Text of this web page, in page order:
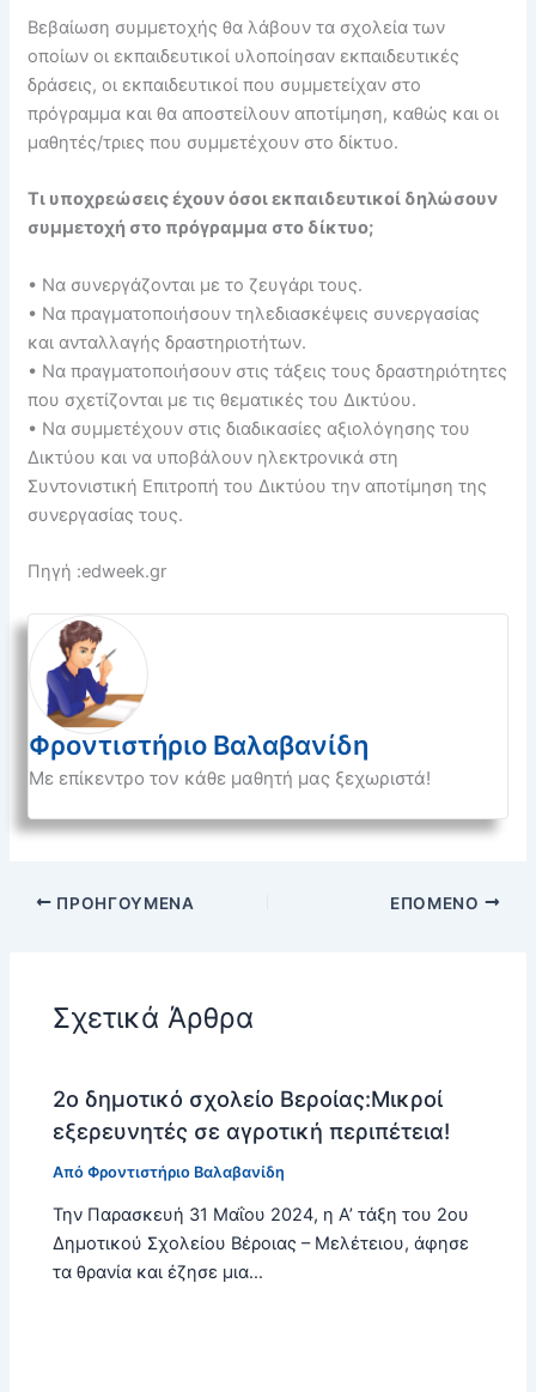
Βεβαίωση συμμετοχής θα λάβουν τα σχολεία των
οποίων οι εκπαιδευτικοί υλοποίησαν εκπαιδευτικές
δράσεις, οι εκπαιδευτικοί που συμμετείχαν στο
πρόγραμμα και θα αποστείλουν αποτίμηση, καθώς και οι
μαθητές/τριες που συμμετέχουν στο δίκτυο.
Τι υποχρεώσεις έχουν όσοι εκπαιδευτικοί δηλώσουν
συμμετοχή στο πρόγραμμα στο δίκτυο;
• Να συνεργάζονται με το ζευγάρι τους.
• Να πραγματοποιήσουν τηλεδιασκέψεις συνεργασίας
και ανταλλαγής δραστηριοτήτων.
• Να πραγματοποιήσουν στις τάξεις τους δραστηριότητες
που σχετίζονται με τις θεματικές του Δικτύου.
• Να συμμετέχουν στις διαδικασίες αξιολόγησης του
Δικτύου και να υποβάλουν ηλεκτρονικά στη
Συντονιστική Επιτροπή του Δικτύου την αποτίμηση της
συνεργασίας τους.
Πηγή :edweek.gr
Φροντιστήριο Βαλαβανίδη
Με επίκεντρο τον κάθε μαθητή μας ξεχωριστά!
ΠΡΟΗΓΟΎΜΕΝΑ ΕΠΌΜΕΝΟ
Σχετικά Άρθρα
2ο δημοτικό σχολείο Βεροίας:Μικροί
εξερευνητές σε αγροτική περιπέτεια!
ΑπόΦροντιστήριο Βαλαβανίδη
Την Παρασκευή 31 Μαΐου 2024, η Α’ τάξη του 2ου
Δημοτικού Σχολείου Βέροιας – Μελέτειου, άφησε
τα θρανία και έζησε μια…